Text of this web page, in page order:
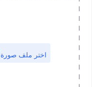
اختر ملف صورة